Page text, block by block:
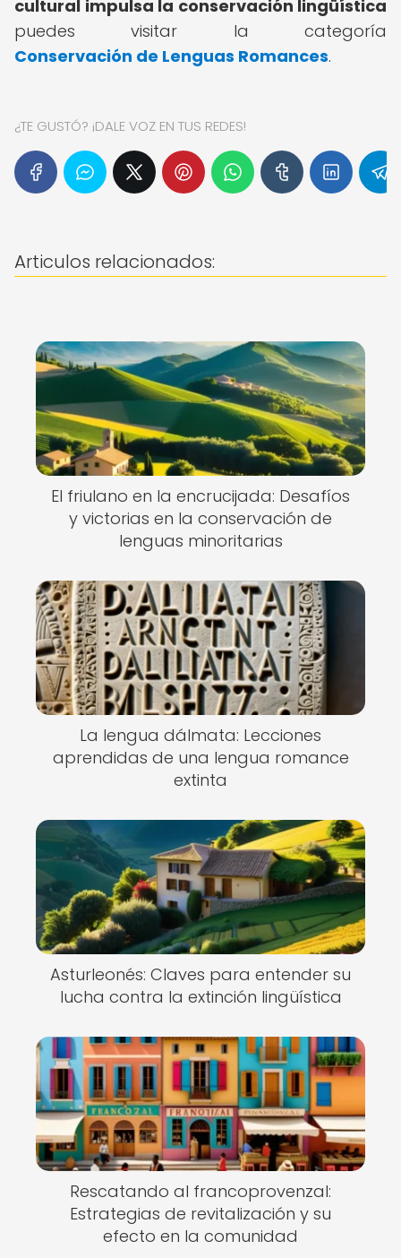
cultural impulsa la conservación lingüística
puedes visitar la categoría
Conservación de Lenguas Romances.
¿TE GUSTÓ? ¡DALE VOZ EN TUS REDES!
Articulos relacionados:
El friulano en la encrucijada: Desafíos
y victorias en la conservación de
lenguas minoritarias
La lengua dálmata: Lecciones
aprendidas de una lengua romance
extinta
Asturleonés: Claves para entender su
lucha contra la extinción lingüística
Rescatando al francoprovenzal:
Estrategias de revitalización y su
efecto en la comunidad